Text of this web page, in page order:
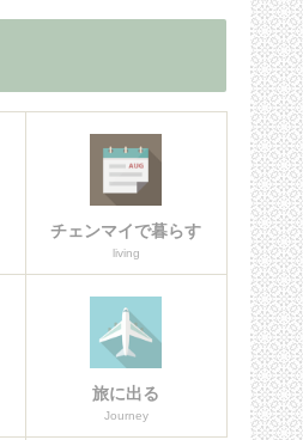
チェンマイで暮らす
living
旅に出る
Journey